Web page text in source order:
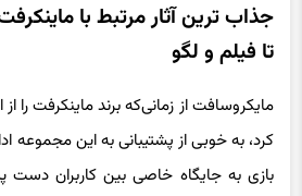
جذاب ترین آثار مرتبط با
تا فیلم و لگو
مایکروسافت از زمانی‌که برند ماینکرفت را
کرد، به خوبی از پشتیبانی به این مجموعه
بازی به جایگاه خاصی بین کاربران دست